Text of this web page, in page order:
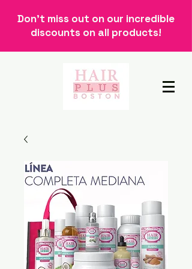
Don't miss out on our incredible
discounts on all products!